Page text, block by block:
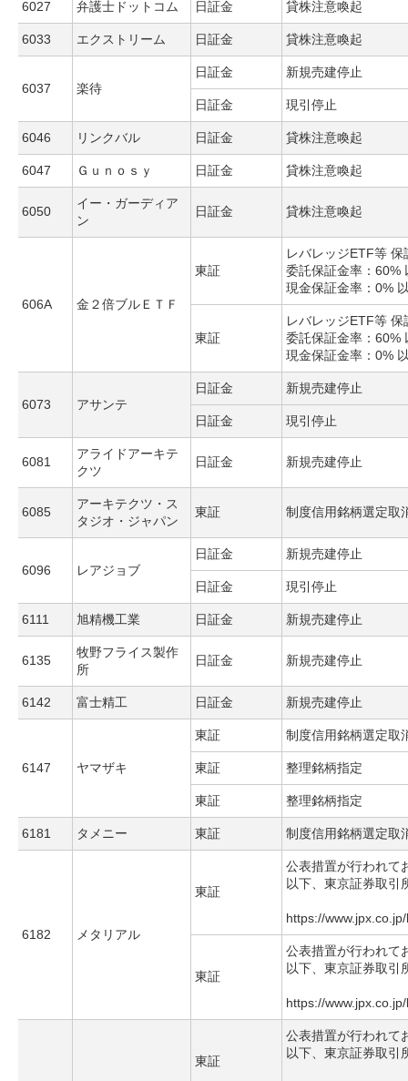
6027 弁護士ドットコム 日証金 貸株注意喚起
6033 エクストリーム 日証金 貸株注意喚起
6037 楽待
日証金 新規売建停止
日証金 現引停止
6046 リンクバル 日証金 貸株注意喚起
6047 Ｇｕｎｏｓｙ 日証金 貸株注意喚起
6050
イー・ガーディア
ン
日証金 貸株注意喚起
606A 金２倍ブルＥＴＦ
東証
レバレッジETF等 保
委託保証金率：60%
現金保証金率：0%
東証
レバレッジETF等 保
委託保証金率：60%
現金保証金率：0%
6073 アサンテ
日証金 新規売建停止
日証金 現引停止
6081
アライドアーキテ
クツ
日証金 新規売建停止
6085
アーキテクツ・ス
タジオ・ジャパン
東証 制度信用銘柄選定取
6096 レアジョブ
日証金 新規売建停止
日証金 現引停止
6111 旭精機工業 日証金 新規売建停止
6135
牧野フライス製作
所
日証金 新規売建停止
6142 富士精工 日証金 新規売建停止
6147 ヤマザキ
東証 制度信用銘柄選定取
東証 整理銘柄指定
東証 整理銘柄指定
6181 タメニー 東証 制度信用銘柄選定取
6182 メタリアル
東証
公表措置が行われて
以下、東京証券取引
https://
東証
公表措置が行われて
以下、東京証券取引
https://
東証
公表措置が行われて
以下、東京証券取引